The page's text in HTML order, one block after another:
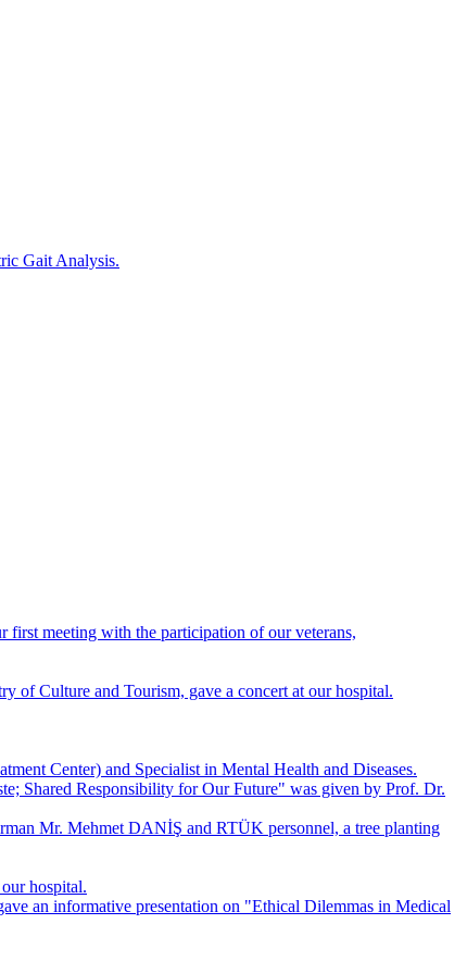
Gait Analysis.
first meeting with the participation of our veterans,
of Culture and Tourism, gave a concert at our hospital.
Center) and Specialist in Mental Health and Diseases.
Shared Responsibility for Our Future" was given by Prof. Dr.
Mr. Mehmet DANİŞ and RTÜK personnel, a tree planting
hospital.
an informative presentation on "Ethical Dilemmas in Medical